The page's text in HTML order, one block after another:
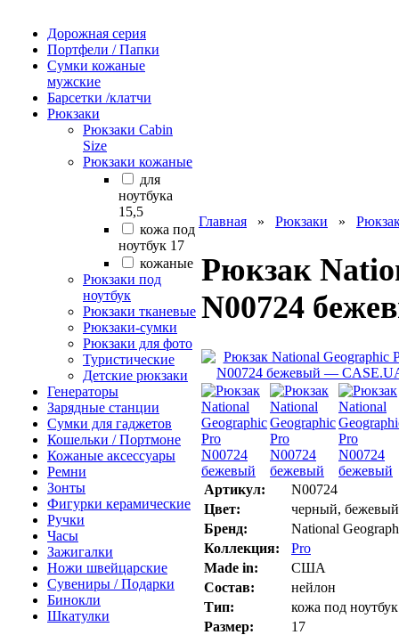
Дорожная серия
Портфели / Папки
Сумки кожаные
мужские
Барсетки /клатчи
Рюкзаки
Рюкзаки Сabin
Size
Рюкзаки кожаные
для
ноутбука
15,5
кожа под
ноутбук 17
кожаные
Рюкзаки под
ноутбук
Рюкзаки тканевые
Рюкзаки-сумки
Рюкзаки для фото
Туристические
Детские рюкзаки
Генераторы
Зарядные станции
Сумки для гаджетов
Кошельки / Портмоне
Кожаные аксессуары
Ремни
Зонты
Фигурки керамические
Ручки
Часы
Зажигалки
Ножи швейцарские
Сувениры / Подарки
Бинокли
Шкатулки
Главная » Рюкзаки »
Рюкзак
N00724
Артикул:
N00724
Цвет:
черный,
Бренд:
National
Коллекция:
Pro
Made in:
США
Состав:
нейлон
Тип:
кожа под
Размер:
17